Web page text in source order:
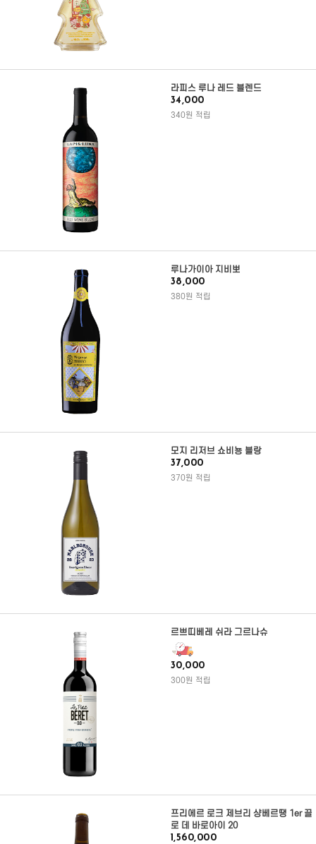
라피스 루나 레드 블렌드
34,000
340원 적립
루나가이아 지비뽀
38,000
380원 적립
모지 리저브 쇼비뇽 블랑
37,000
370원 적립
르쁘띠베레 쉬라 그르나슈
30,000
300원 적립
프리에르 로크 제브리 샹베르땡 1er 끌
로 데 바로아이 20
1,560,000